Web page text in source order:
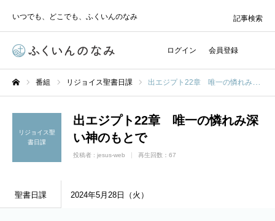
いつでも、どこでも、ふくいんのなみ
ログイン 会員登録
記事検索
番組 リジョイス聖書日課 出エジプト22章 唯一の憐れみ深い神のもとで
リジョイス聖
書日課
出エジプト22章 唯一の憐れみ深
い神のもとで
投稿者 : jesus-web 再生回数：67
聖書日課 2024年5月28日（火）